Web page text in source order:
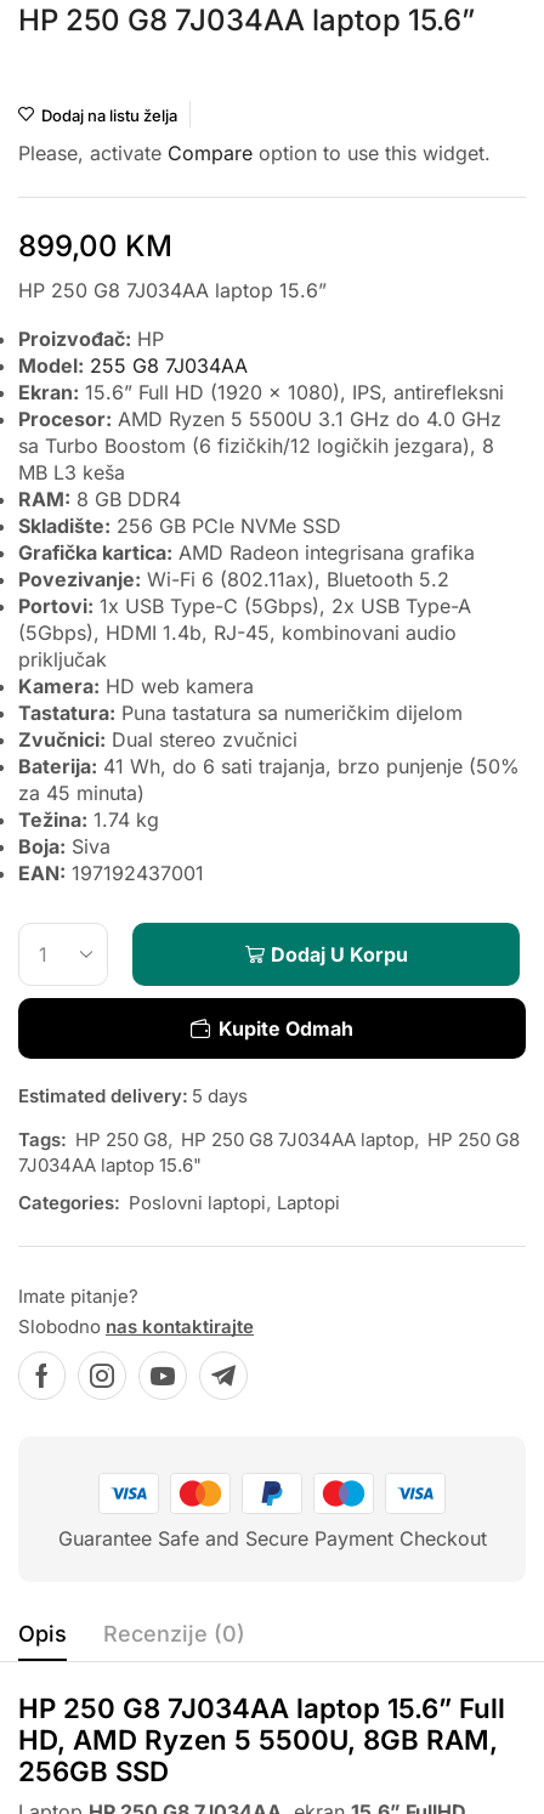
HP 250 G8 7J034AA laptop 15.6”
Dodaj na listu želja
Please, activate Compare option to use this widget.
899,00 KM
HP 250 G8 7J034AA laptop 15.6”
Proizvođač: HP
Model: 255 G8 7J034AA
Ekran: 15.6” Full HD (1920 x 1080), IPS, antirefleksni
Procesor: AMD Ryzen 5 5500U 3.1 GHz do 4.0 GHz
sa Turbo Boostom (6 fizičkih/12 logičkih jezgara), 8
MB L3 keša
RAM: 8 GB DDR4
Skladište: 256 GB PCIe NVMe SSD
Grafička kartica: AMD Radeon integrisana grafika
Povezivanje: Wi-Fi 6 (802.11ax), Bluetooth 5.2
Portovi: 1x USB Type-C (5Gbps), 2x USB Type-A
(5Gbps), HDMI 1.4b, RJ-45, kombinovani audio
priključak
Kamera: HD web kamera
Tastatura: Puna tastatura sa numeričkim dijelom
Zvučnici: Dual stereo zvučnici
Baterija: 41 Wh, do 6 sati trajanja, brzo punjenje (50%
za 45 minuta)
Težina: 1.74 kg
Boja: Siva
EAN: 197192437001
Dodaj U Korpu
Kupite Odmah
Estimated delivery: 5 days
Tags: HP 250 G8, HP 250 G8 7J034AA laptop, HP 250 G8
7J034AA laptop 15.6"
Categories: Poslovni laptopi, Laptopi
Imate pitanje?
Slobodno nas kontaktirajte
Guarantee Safe and Secure Payment Checkout
Opis Recenzije (0)
HP 250 G8 7J034AA laptop 15.6” Full
HD, AMD Ryzen 5 5500U, 8GB RAM,
256GB SSD